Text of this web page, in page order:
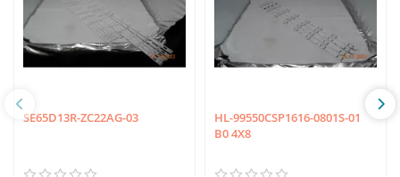
SE65D13R-ZC22AG-03
HL-99550CSP1616-0801S-01
B0 4X8